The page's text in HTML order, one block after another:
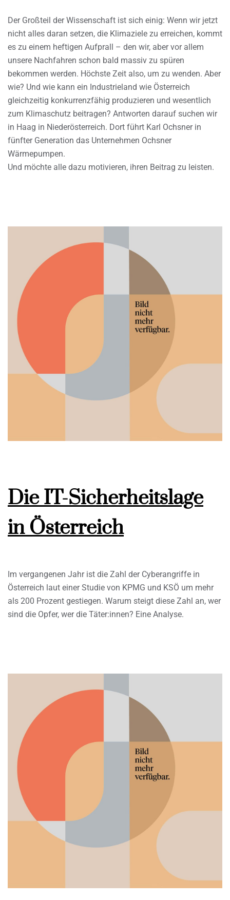
Der Großteil der Wissenschaft ist sich einig: Wenn wir jetzt
nicht alles daran setzen, die Klimaziele zu erreichen, kommt
es zu einem heftigen Aufprall – den wir, aber vor allem
unsere Nachfahren schon bald massiv zu spüren
bekommen werden. Höchste Zeit also, um zu wenden. Aber
wie? Und wie kann ein Industrieland wie Österreich
gleichzeitig konkurrenzfähig produzieren und wesentlich
zum Klimaschutz beitragen? Antworten darauf suchen wir
in Haag in Niederösterreich. Dort führt Karl Ochsner in
fünfter Generation das Unternehmen Ochsner
Wärmepumpen.
Und möchte alle dazu motivieren, ihren Beitrag zu leisten.
Die IT-Sicherheitslage
in Österreich
Im vergangenen Jahr ist die Zahl der Cyberangriffe in
Österreich laut einer Studie von KPMG und KSÖ um mehr
als 200 Prozent gestiegen. Warum steigt diese Zahl an, wer
sind die Opfer, wer die Täter:innen? Eine Analyse.